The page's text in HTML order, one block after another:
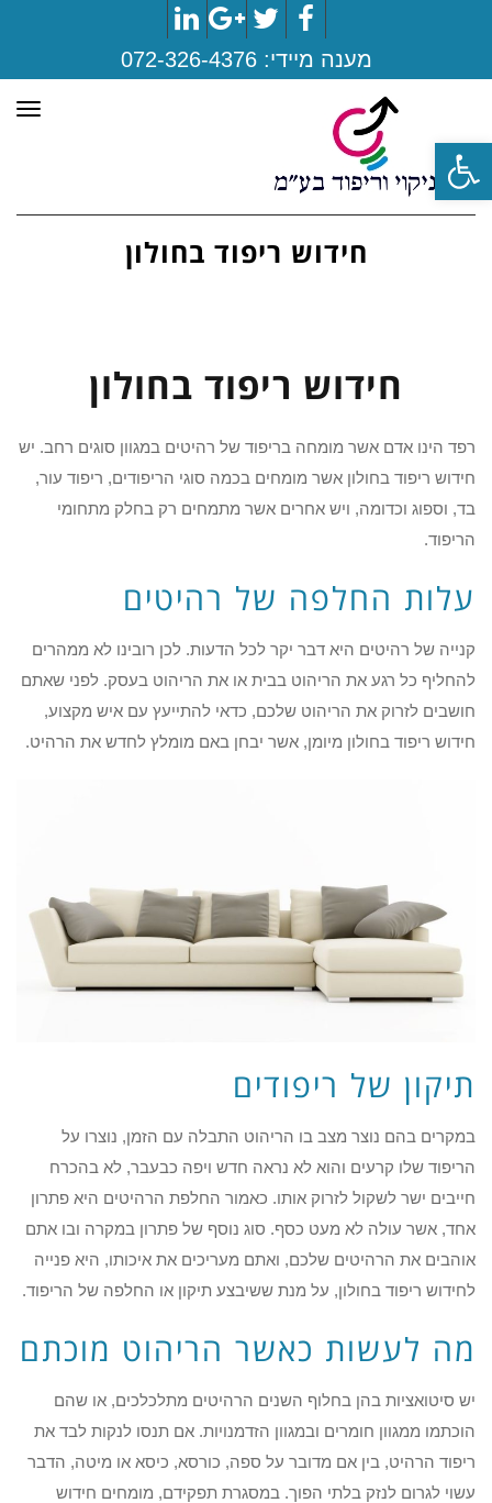
פתח סרגל נגישות
Facebook
Twitter
Google+
LinkedIn
מענה מיידי:072-326-4376
חידוש ריפוד בחולון
חידוש ריפוד בחולון
רפד הינו אדם אשר מומחה בריפוד של רהיטים במגוון סוגים רחב. יש
חידוש ריפוד בחולון אשר מומחים בכמה סוגי הריפודים, ריפוד עור,
בד, וספוג וכדומה, ויש אחרים אשר מתמחים רק בחלק מתחומי
הריפוד.
עלות החלפה של רהיטים
קנייה של רהיטים היא דבר יקר לכל הדעות. לכן רובינו לא ממהרים
להחליף כל רגע את הריהוט בבית או את הריהוט בעסק. לפני שאתם
חושבים לזרוק את הריהוט שלכם, כדאי להתייעץ עם איש מקצוע,
חידוש ריפוד בחולון מיומן, אשר יבחן באם מומלץ לחדש את הרהיט.
תיקון של ריפודים
במקרים בהם נוצר מצב בו הריהוט התבלה עם הזמן, נוצרו על
הריפוד שלו קרעים והוא לא נראה חדש ויפה כבעבר, לא בהכרח
חייבים ישר לשקול לזרוק אותו. כאמור החלפת הרהיטים היא פתרון
אחד, אשר עולה לא מעט כסף. סוג נוסף של פתרון במקרה ובו אתם
אוהבים את הרהיטים שלכם, ואתם מעריכים את איכותו, היא פנייה
לחידוש ריפוד בחולון, על מנת ששיבצע תיקון או החלפה של הריפוד.
מה לעשות כאשר הריהוט מוכתם
יש סיטואציות בהן בחלוף השנים הרהיטים מתלכלכים, או שהם
הוכתמו ממגוון חומרים ובמגוון הזדמנויות. אם תנסו לנקות לבד את
ריפוד הרהיט, בין אם מדובר על ספה, כורסא, כיסא או מיטה, הדבר
עשוי לגרום לנזק בלתי הפוך. במסגרת תפקידם, מומחים חידוש